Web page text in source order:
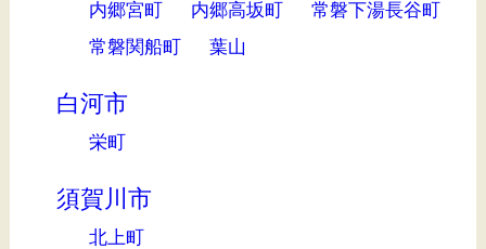
内郷宮町 内郷高坂町
常磐下湯長谷町
常磐関船町
葉山
白河市
栄町
須賀川市
北上町